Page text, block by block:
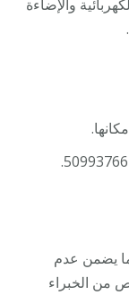
والإضاءة
يضمن عدم
من الخبراء